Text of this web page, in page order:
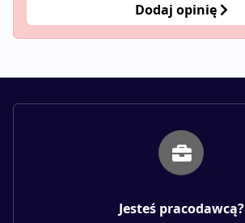
Dodaj opinię
Jesteś pracodawcą?